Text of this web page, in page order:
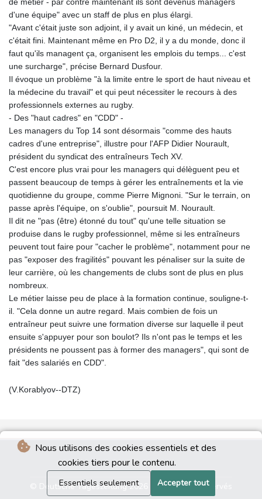
Nous utilisons des cookies essentiels et des
cookies tiers pour le contenu.
Essentiels seulement Accepter tout
d'une équipe" avec un staff de plus en plus élargi.
"Avant c'était juste son adjoint, il y avait un kiné, un médecin, et
c'était fini. Maintenant même en Pro D2, il y a du monde, donc il
faut qu'ils managent ça, organisent les emplois du temps... c'est
une surcharge", précise Bernard Dusfour.
Il évoque un problème "à la limite entre le sport de haut niveau et
la médecine du travail" et qui peut nécessiter le recours à des
professionnels externes au rugby.
- Des "haut cadres" en "CDD" -
Les managers du Top 14 sont désormais "comme des hauts
cadres d'une entreprise", illustre pour l'AFP Didier Nourault,
président du syndicat des entraîneurs Tech XV.
C'est encore plus vrai pour les managers qui délèguent peu et
passent beaucoup de temps à gérer les entraînements et la vie
quotidienne du groupe, comme Pierre Mignoni. "Sur le terrain, on
passe après l'équipe, on s'oublie", poursuit M. Nourault.
Il dit ne "pas (être) étonné du tout" qu'une telle situation se
produise dans le rugby professionnel, même si les entraîneurs
peuvent tout faire pour "cacher le problème", notamment pour ne
pas "exposer des fragilités" pouvant les pénaliser sur la suite de
leur carrière, où les changements de clubs sont de plus en plus
nombreux.
Le métier laisse peu de place à la formation continue, souligne-t-
il. "Cela donne un autre regard. Mais combien de fois un
entraîneur peut suivre une formation diverse sur laquelle il peut
ensuite s'appuyer pour son boulot? Ils n'ont pas le temps et les
présidents ne poussent pas à former des managers", qui sont de
fait "des salariés en CDD".
(V.Korablyov--DTZ)
© Deutsche Tageszeitung 2026 - Tous droits réservés